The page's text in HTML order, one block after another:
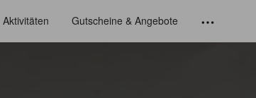
Aktivitäten Gutscheine & Angebote